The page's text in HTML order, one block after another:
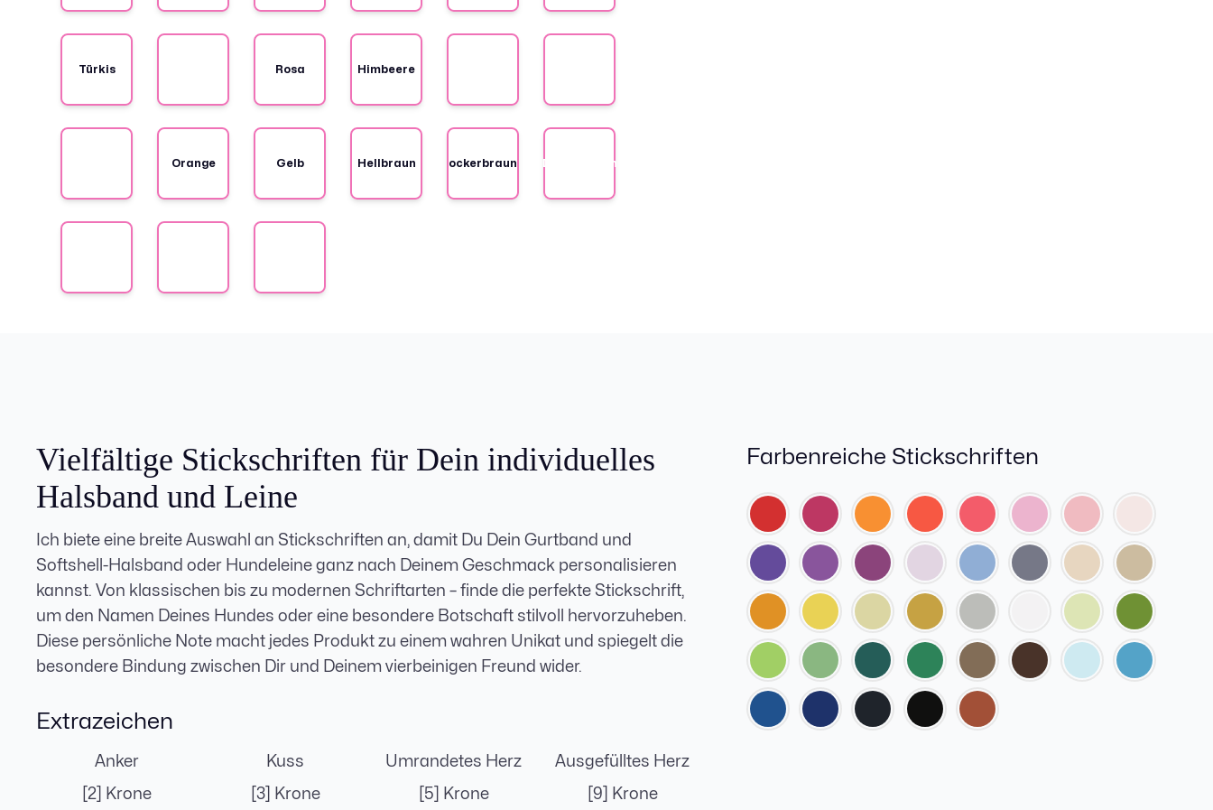
Türkis Rosa Himbeere
Orange Gelb Hellbraun ockerbraun Dunkelbraun
Vielfältige Stickschriften für Dein individuelles
Halsband und Leine
Ich biete eine breite Auswahl an Stickschriften an, damit Du Dein Gurtband und
Softshell-Halsband oder Hundeleine ganz nach Deinem Geschmack personalisieren
kannst. Von klassischen bis zu modernen Schriftarten – finde die perfekte Stickschrift,
um den Namen Deines Hundes oder eine besondere Botschaft stilvoll hervorzuheben.
Diese persönliche Note macht jedes Produkt zu einem wahren Unikat und spiegelt die
besondere Bindung zwischen Dir und Deinem vierbeinigen Freund wider.
Extrazeichen
Anker Kuss Umrandetes Herz Ausgefülltes Herz
[2] Krone [3] Krone [5] Krone [9] Krone
Farbenreiche Stickschriften